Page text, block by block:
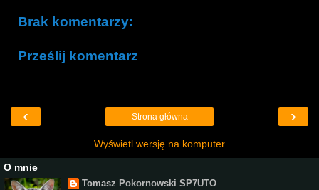
Brak komentarzy:
Prześlij komentarz
‹ ›
Strona główna
Wyświetl wersję na komputer
O mnie
Tomasz Pokornowski SP7UTO